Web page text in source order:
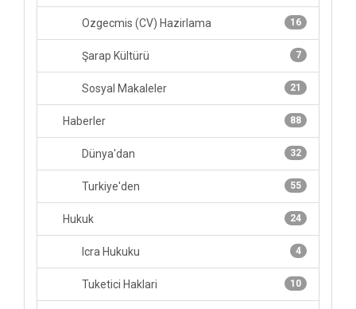
16
Ozgecmis (CV) Hazirlama
7
Şarap Kültürü
21
Sosyal Makaleler
88
Haberler
32
Dünya'dan
55
Turkiye'den
24
Hukuk
4
Icra Hukuku
10
Tuketici Haklari